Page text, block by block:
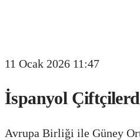
11 Ocak 2026 11:47
İspanyol
Avrupa Birliği ile Güney